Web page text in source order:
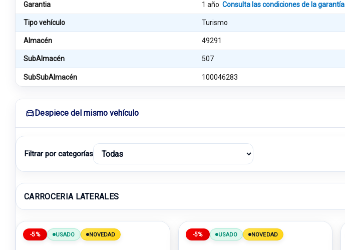
Garantia 1 añoConsulta las condiciones de la garantía
Tipo vehículo Turismo
Almacén 49291
SubAlmacén 507
SubSubAlmacén 100046283
Despiece del mismo vehículo
Filtrar por categorías
CARROCERIA LATERALES
-5% USADO NOVEDAD -5% USADO NOVEDAD